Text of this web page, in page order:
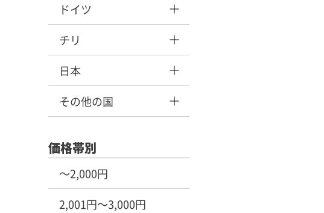
ドイツ
チリ
日本
その他の国
価格帯別
～2,000円
2,001円～3,000円